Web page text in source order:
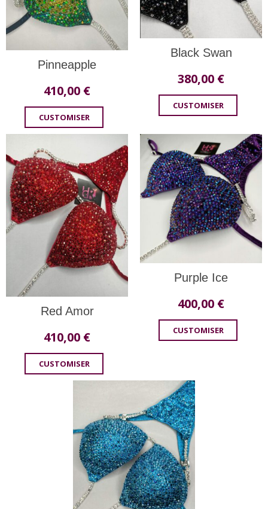
Pinneapple
410,00 €
CUSTOMISER
Black Swan
380,00 €
CUSTOMISER
Red Amor
410,00 €
CUSTOMISER
Purple Ice
400,00 €
CUSTOMISER